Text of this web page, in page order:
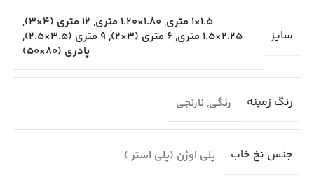
سایز
1.5×1 متری , 1.80×1.20 متری , 12 متری (4×3)
,
2.25×1.5 متری
, 6 متری (3×2) , 9 متری (3.5×2.5)
,
پادری (80×50)
رنگ زمینه رنگی, نارنجی
جنس نخ خاب پلی اوژن (پلی استر )